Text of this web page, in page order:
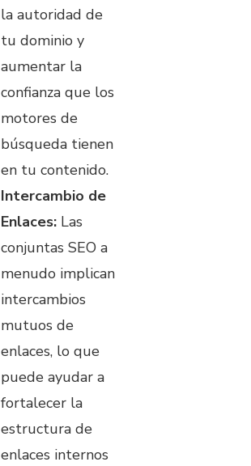
la autoridad de
tu dominio y
aumentar la
confianza que los
motores de
búsqueda tienen
en tu contenido.
Intercambio de
Enlaces: Las
conjuntas SEO a
menudo implican
intercambios
mutuos de
enlaces, lo que
puede ayudar a
fortalecer la
estructura de
enlaces internos